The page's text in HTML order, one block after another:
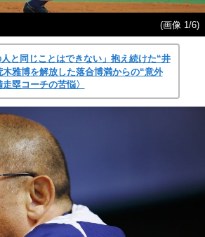
(画像 1/6)
人と同じことはできない」抱え続けた“井
雅博を解放した落合博満からの“意外
塁コーチの苦悩〉